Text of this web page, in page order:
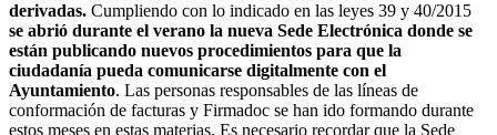
derivadas. Cumpliendo con lo indicado en las leyes 39 y 40/2015
se abrió durante el verano la nueva Sede Electrónica donde se
están publicando nuevos procedimientos para que la
ciudadanía pueda comunicarse digitalmente con el
Ayuntamiento. Las personas responsables de las líneas de
conformación de facturas y Firmadoc se han ido formando durante
estos meses en estas materias. Es necesario recordar que la Sede